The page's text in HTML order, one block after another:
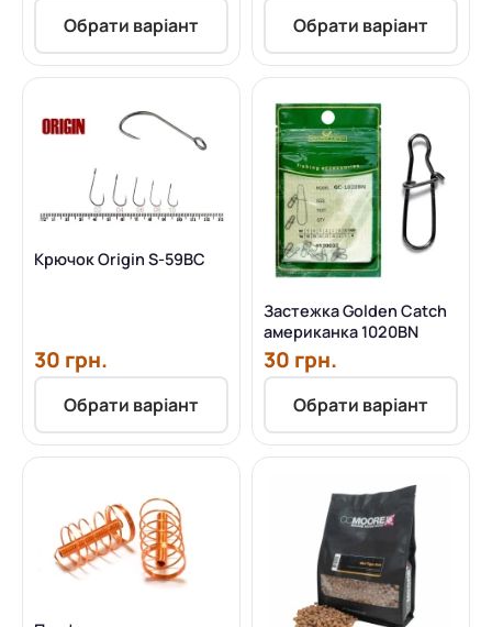
Обрати варіант Обрати варіант
Крючок Origin S-59BC
30 грн.
Обрати варіант
Застежка Golden Catch
американка 1020BN
30 грн.
Обрати варіант